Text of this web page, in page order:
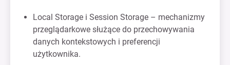
Local Storage i Session Storage – mechanizmy
przeglądarkowe służące do przechowywania
danych kontekstowych i preferencji
użytkownika.